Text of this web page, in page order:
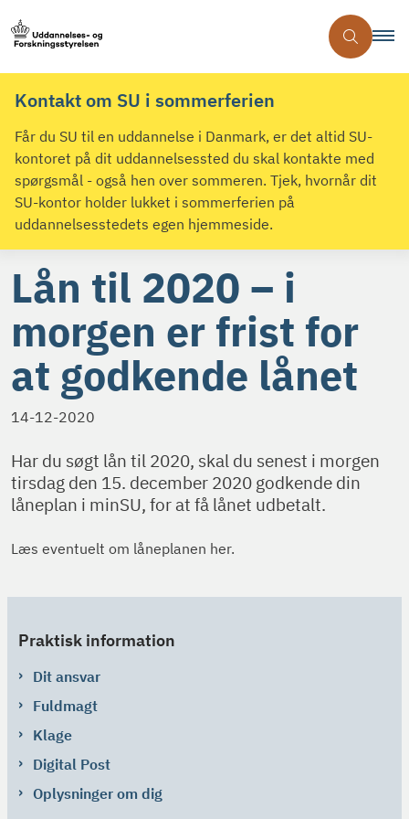
Kontakt om SU i sommerferien
Får du SU til en uddannelse i Danmark, er det altid SU-
kontoret på dit uddannelsessted du skal kontakte med
spørgsmål - også hen over sommeren. Tjek, hvornår dit
SU-kontor holder lukket i sommerferien på
uddannelsesstedets egen hjemmeside.
Lån til 2020 – i
morgen er frist for
at godkende lånet
14-12-2020
Har du søgt lån til 2020, skal du senest i morgen
tirsdag den 15. december 2020 godkende din
låneplan i minSU, for at få lånet udbetalt.
Læs eventuelt om låneplanen her.
Praktisk information
Dit ansvar
Fuldmagt
Klage
Digital Post
Oplysninger om dig